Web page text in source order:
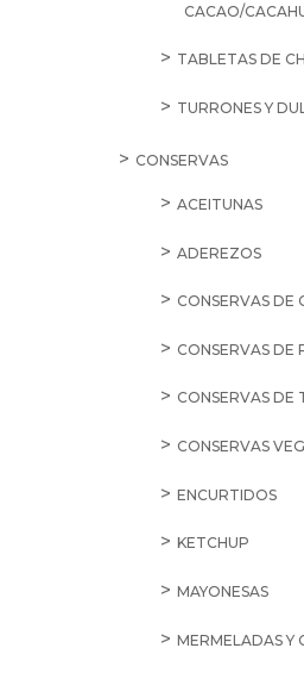
CACAO/
TABLETAS DE
TURRONES Y
CONSERVAS
ACEITUNAS
ADEREZOS
CONSERVAS DE
CONSERVAS DE
CONSERVAS DE
CONSERVAS
ENCURTIDOS
KETCHUP
MAYONESAS
MERMELADAS Y